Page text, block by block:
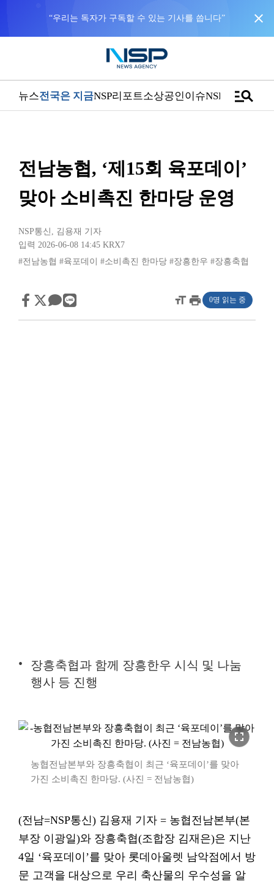
“우리는 독자가 구독할 수 있는 기사를 씁니다” close
뉴스전국은 지금NSP리포트소상공인이슈NSPTVmanage_search
전남농협, ‘제15회 육포데이’
맞아 소비촉진 한마당 운영
NSP통신 , 김용재 기자
입력 2026-06-08 14:45 KRX7
#전남농협 #육포데이 #소비촉진 한마당 #장흥한우 #장흥축협
format_sizeprint 0명 읽는 중
장흥축협과 함께 장흥한우 시식 및 나눔
행사 등 진행
fullscreen
농협전남본부와 장흥축협이 최근 ‘육포데이’를 맞아
가진 소비촉진 한마당. (사진 = 전남농협)
(전남=NSP통신) 김용재 기자 = 농협전남본부(본
부장 이광일)와 장흥축협(조합장 김재은)은 지난
4일 ‘육포데이’를 맞아 롯데아울렛 남악점에서 방
문 고객을 대상으로 우리 축산물의 우수성을 알